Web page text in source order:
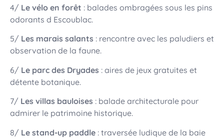
4/ Le vélo en forêt : balades ombragées sous les pins
odorants d Escoublac.
5/ Les marais salants : rencontre avec les paludiers et
observation de la faune.
6/ Le parc des Dryades : aires de jeux gratuites et
détente botanique.
7/ Les villas bauloises : balade architecturale pour
admirer le patrimoine historique.
8/ Le stand-up paddle : traversée ludique de la baie